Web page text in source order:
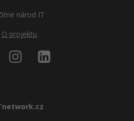
národ IT
O projektu